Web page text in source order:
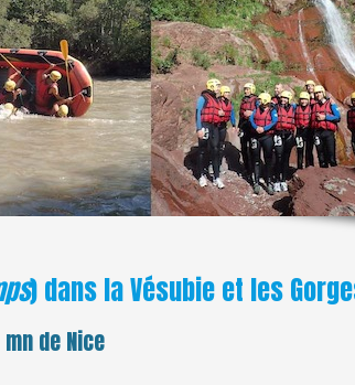
) dans la Vésubie et les
de Nice